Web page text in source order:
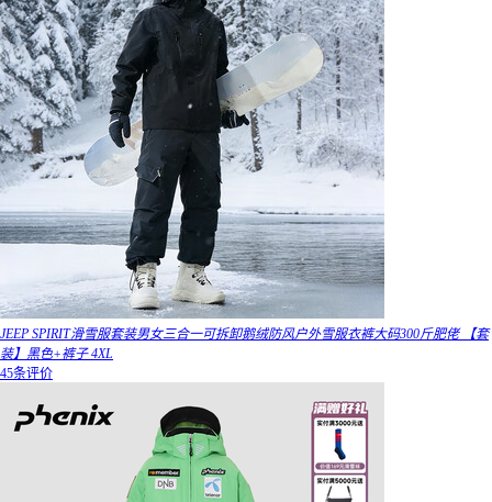
JEEP SPIRIT滑雪服套装男女三合一可拆卸鹅绒防风户外雪服衣裤大码300斤肥佬 【套
装】黑色+裤子 4XL
45条评价